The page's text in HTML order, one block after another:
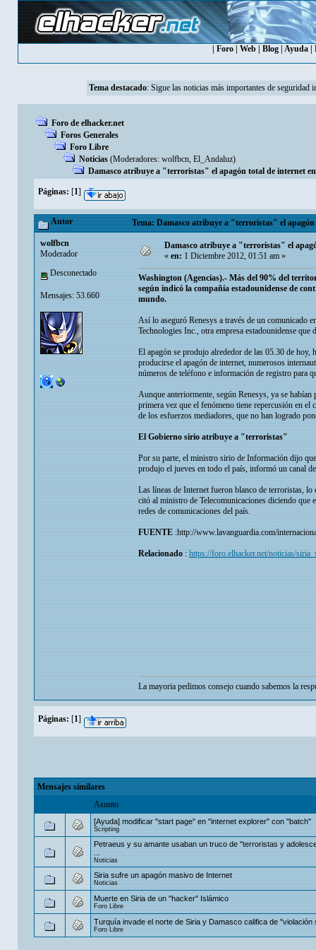
Foro Web Blog Ayuda
Tema destacado: Sigue las noticias más importantes de seguridad
Foro de elhacker.net
Foros Generales
Foro Libre
Noticias (Moderadores: wolfbcn, El_Andaluz)
Damasco atribuye a "terroristas" el apagón total de internet
Páginas: [1]
Autor Tema: Damasco atribuye a "terroristas" el
wolfbcn
Moderador
Desconectado
Mensajes: 53.660
Damasco atribuye a "terroristas" el
«en:1 Diciembre 2012, 01:51 am »
Washington (Agencias).- Más del 90% del
según indicó la compañía estadounidense de
mundo.
Así lo aseguró Renesys a través de un comunicado
Technologies Inc., otra empresa estadounidense
El apagón se produjo alrededor de las 05.30 de hoy,
producirse el apagón de internet, numerosos
números de teléfono e información de registro para
Aunque anteriormente, según Renesys, ya se habían
primera vez que el fenómeno tiene repercusión en
de los esfuerzos mediadores, que no han logrado
El Gobierno sirio atribuye a "terroristas"
Por su parte, el ministro sirio de Información dijo
produjo el jueves en todo el país, informó un canal
Las líneas de Internet fueron blanco de terroristas,
citó al ministro de Telecomunicaciones diciendo que
redes de comunicaciones del país.
FUENTE:http://www.lavanguardia.com/
Relacionado:https://foro.elhacker.net/noticias/
La mayoria pedimos consejo cuando sabemos la
Páginas: [1]
Mensajes similares
Asunto
[Ayuda] modificar "start page" en "internet explorer" con "batch"
Scripting
Petraeus y su amante usaban un truco de "terroristas y
...
Noticias
Siria sufre un apagón masivo de Internet
Noticias
Muerte en Siria de un "hacker" Islámico
Foro Libre
Turquía invade el norte de Siria y Damasco califica de "violación
Foro Libre